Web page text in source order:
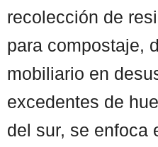
recolección de
para compostaje,
mobiliario en
excedentes de
del sur, se enfoca